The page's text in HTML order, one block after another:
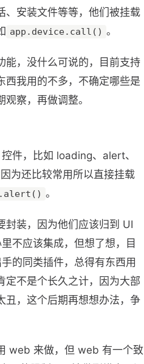
、安装文件等等，他们被挂载
app.device.call() 。
能，没什么可说的，目前支持
西我用的不多，不确定哪些是
察，再做调整。
件，比如 loading、alert、
为还比较常用所以直接挂载
。
封装，因为他们应该归到 UI
不应该集成，但想了想，目
的同类插件，总得有东西用
定不是个长久之计，因为大部
丑，这个后期再想想办法，争
web 来做，但 web 有一个致